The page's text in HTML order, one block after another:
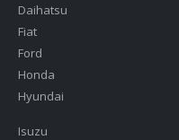
Daihatsu
Fiat
Ford
Honda
Hyundai
Isuzu